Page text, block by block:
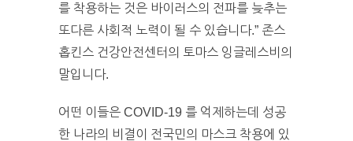
를 착용하는 것은 바이러스의 전파를 늦추는
또다른 사회적 노력이 될 수 있습니다.” 존스
홉킨스 건강안전센터의 토마스 잉글레스비의
말입니다.
어떤 이들은 COVID-19 를 억제하는데 성공
한 나라의 비결이 전국민의 마스크 착용에 있